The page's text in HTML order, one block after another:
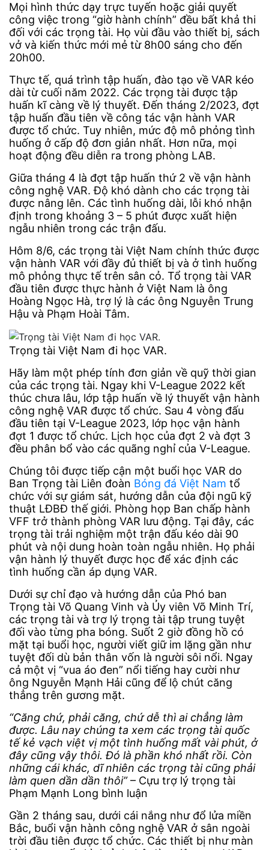
Mọi hình thức dạy trực tuyến hoặc giải quyết
công việc trong “giờ hành chính” đều bất khả thi
đối với các trọng tài. Họ vùi đầu vào thiết bị, sách
vở và kiến thức mới mẻ từ 8h00 sáng cho đến
20h00.
Thực tế, quá trình tập huấn, đào tạo về VAR kéo
dài từ cuối năm 2022. Các trọng tài được tập
huấn kĩ càng về lý thuyết. Đến tháng 2/2023, đợt
tập huấn đầu tiên về công tác vận hành VAR
được tổ chức. Tuy nhiên, mức độ mô phỏng tình
huống ở cấp độ đơn giản nhất. Hơn nữa, mọi
hoạt động đều diễn ra trong phòng LAB.
Giữa tháng 4 là đợt tập huấn thứ 2 về vận hành
công nghệ VAR. Độ khó dành cho các trọng tài
được nâng lên. Các tình huống dài, lỗi khó nhận
định trong khoảng 3 – 5 phút được xuất hiện
ngẫu nhiên trong các trận đấu.
Hôm 8/6, các trọng tài Việt Nam chính thức được
vận hành VAR với đầy đủ thiết bị và ở tình huống
mô phỏng thực tế trên sân cỏ. Tổ trọng tài VAR
đầu tiên được thực hành ở Việt Nam là ông
Hoàng Ngọc Hà, trợ lý là các ông Nguyễn Trung
Hậu và Phạm Hoài Tâm.
Trọng tài Việt Nam đi học VAR.
Hãy làm một phép tính đơn giản về quỹ thời gian
của các trọng tài. Ngay khi V-League 2022 kết
thúc chưa lâu, lớp tập huấn về lý thuyết vận hành
công nghệ VAR được tổ chức. Sau 4 vòng đấu
đầu tiên tại V-League 2023, lớp học vận hành
đợt 1 được tổ chức. Lịch học của đợt 2 và đợt 3
đều phân bổ vào các quãng nghỉ của V-League.
Chúng tôi được tiếp cận một buổi học VAR do
Ban Trọng tài Liên đoàn Bóng đá Việt Nam tổ
chức với sự giám sát, hướng dẫn của đội ngũ kỹ
thuật LĐBĐ thế giới. Phòng họp Ban chấp hành
VFF trở thành phòng VAR lưu động. Tại đây, các
trọng tài trải nghiệm một trận đấu kéo dài 90
phút và nội dung hoàn toàn ngẫu nhiên. Họ phải
vận hành lý thuyết được học để xác định các
tình huống cần áp dụng VAR.
Dưới sự chỉ đạo và hướng dẫn của Phó ban
Trọng tài Võ Quang Vinh và Ủy viên Võ Minh Trí,
các trọng tài và trợ lý trọng tài tập trung tuyệt
đối vào từng pha bóng. Suốt 2 giờ đồng hồ có
mặt tại buổi học, người viết giữ im lặng gần như
tuyệt đối dù bản thân vốn là người sôi nổi. Ngay
cả một vị “vua áo đen” nổi tiếng hay cười như
ông Nguyễn Mạnh Hải cũng để lộ chút căng
thẳng trên gương mặt.
“Căng chứ, phải căng, chứ dễ thì ai chẳng làm
được. Lâu nay chúng ta xem các trọng tài quốc
tế kẻ vạch việt vị một tình huống mất vài phút, ở
đây cũng vậy thôi. Đó là phần khó nhất rồi. Còn
những cái khác, dĩ nhiên các trọng tài cũng phải
làm quen dần dần thôi”– Cựu trợ lý trọng tài
Phạm Mạnh Long bình luận
Gần 2 tháng sau, dưới cái nắng như đổ lửa miền
Bắc, buổi vận hành công nghệ VAR ở sân ngoài
trời đầu tiên được tổ chức. Các thiết bị như màn